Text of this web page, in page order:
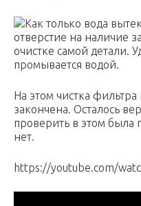
Как только вода
отверстие на наличие
очистке самой детали.
промывается водой.
На этом чистка
закончена. Осталось
проверить в этом была
нет.
https://youtube.com/